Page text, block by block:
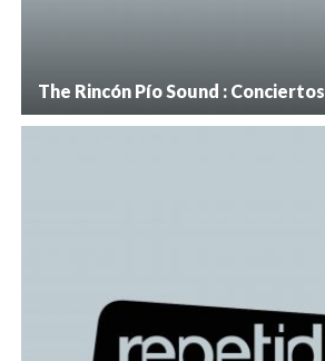
The Rincón Pío Sound : Conciertos